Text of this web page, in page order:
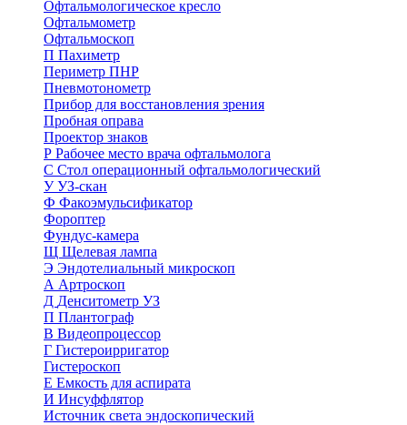
Офтальмологическое кресло
Офтальмометр
Офтальмоскоп
П Пахиметр
Периметр ПНР
Пневмотонометр
Прибор для восстановления зрения
Пробная оправа
Проектор знаков
Р Рабочее место врача офтальмолога
С Стол операционный офтальмологический
УУЗ-скан
Ф Факоэмульсификатор
Фороптер
Фундус-камера
Щ Щелевая лампа
Э Эндотелиальный микроскоп
А Артроскоп
Д Денситометр УЗ
П Плантограф
В Видеопроцессор
Г Гистероирригатор
Гистероскоп
Е Емкость для аспирата
И Инсуффлятор
Источник света эндоскопический